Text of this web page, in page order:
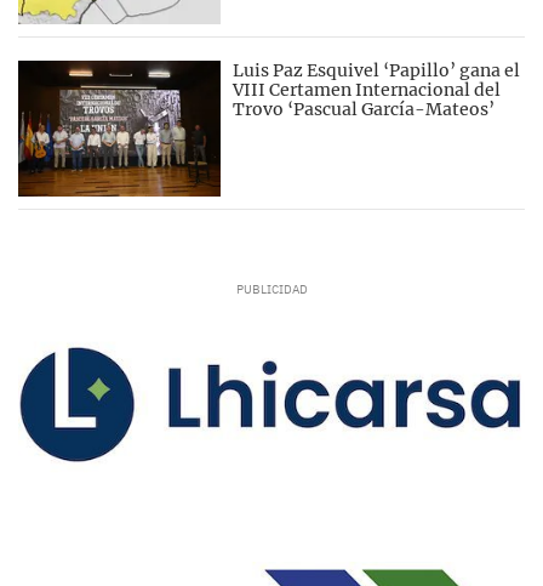
Luis Paz Esquivel ‘Papillo’ gana el
VIII Certamen Internacional del
Trovo ‘Pascual García-Mateos’